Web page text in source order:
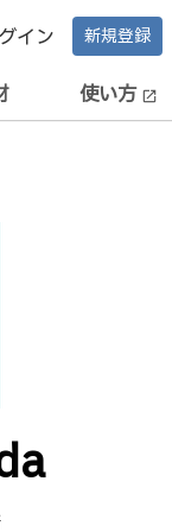
イン 新規登録
使い方 open_in_new